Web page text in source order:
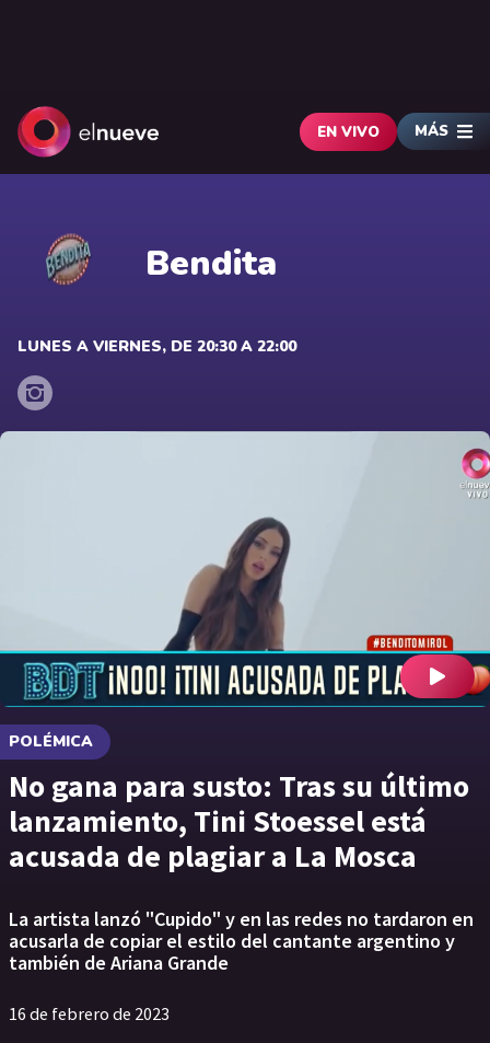
EN VIVO MÁS
Bendita
LUNES A VIERNES, DE 20:30 A 22:00
POLÉMICA
No gana para susto: Tras su último
lanzamiento, Tini Stoessel está
acusada de plagiar a La Mosca
La artista lanzó "Cupido" y en las redes no tardaron en
acusarla de copiar el estilo del cantante argentino y
también de Ariana Grande
16 de febrero de 2023